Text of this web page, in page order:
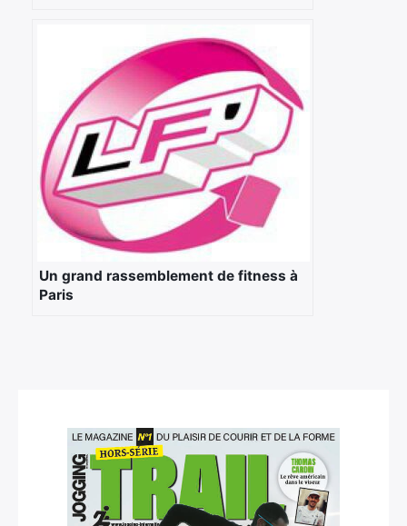
Un grand rassemblement de fitness à
Paris